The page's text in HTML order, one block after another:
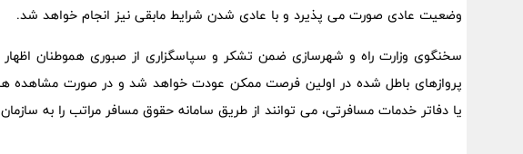
وضعیت عادی صورت می پذیرد و با عادی شدن شرایط مابقی نیز انجام خواهد شد.
سخنگوی وزارت راه و شهرسازی ضمن تشکر و سپاسگزاری از صبوری هموطنان
پروازهای باطل شده در اولین فرصت ممکن عودت خواهد شد و در صورت مشاهده
یا دفاتر خدمات مسافرتی، می توانند از طریق سامانه حقوق مسافر مراتب را به